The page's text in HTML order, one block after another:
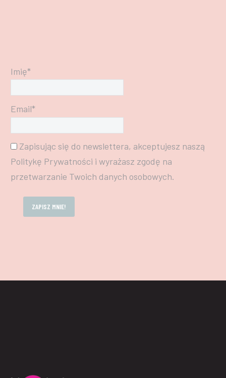
Imię*
Email*
Zapisując się do newslettera, akceptujesz naszą
Politykę Prywatności i wyrażasz zgodę na
przetwarzanie Twoich danych osobowych.